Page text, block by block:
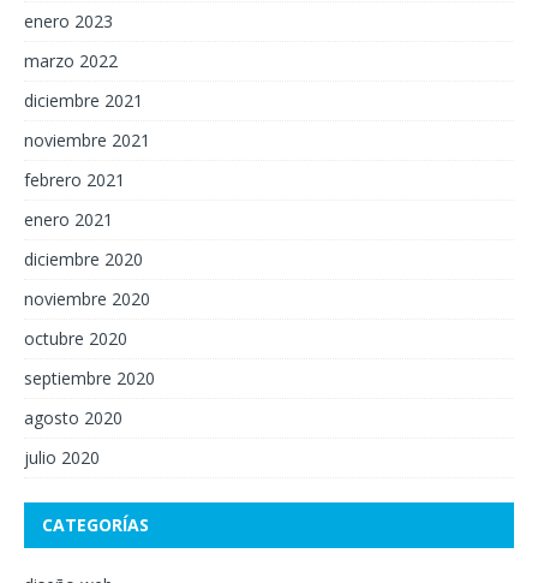
enero 2023
marzo 2022
diciembre 2021
noviembre 2021
febrero 2021
enero 2021
diciembre 2020
noviembre 2020
octubre 2020
septiembre 2020
agosto 2020
julio 2020
CATEGORÍAS